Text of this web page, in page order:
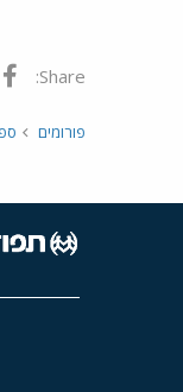
Share:
פורומים